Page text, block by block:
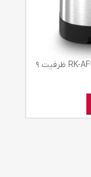
سرخ کن بدون روغن رانکو مدل RK-AF312 ظرفیت ۹